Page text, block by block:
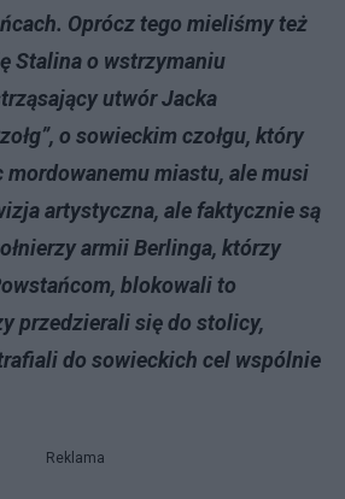
Oprócz tego mieliśmy też
Stalina o wstrzymaniu
utwór Jacka
o sowieckim czołgu, który
mordowanemu miastu, ale musi
artystyczna, ale faktycznie są
armii Berlinga, którzy
blokowali to
przedzierali się do stolicy,
do sowieckich cel wspólnie
Reklama